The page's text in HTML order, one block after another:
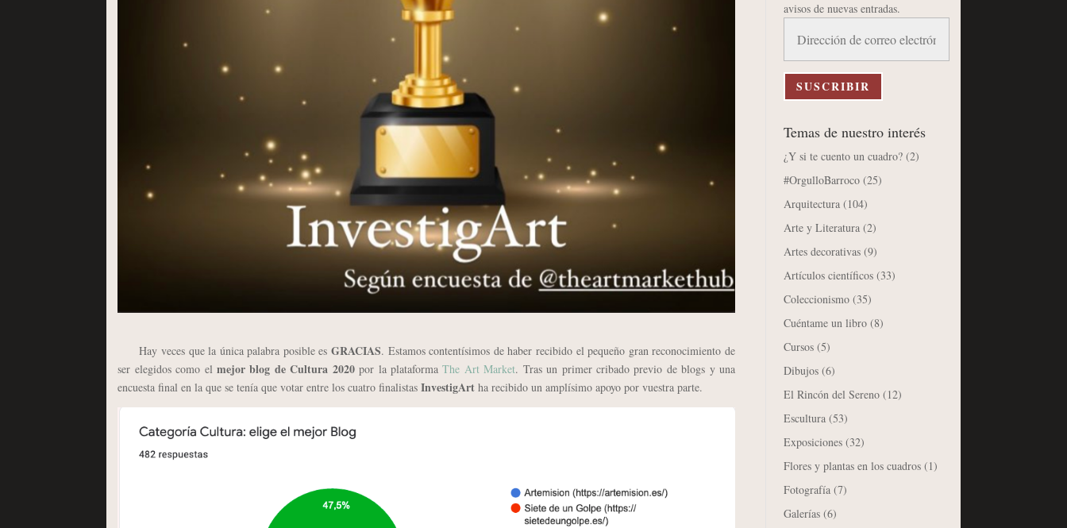
Hay veces que la única palabra posible esGRACIAS. Estamos contentísimos de haber recibido el pequeño gran reconocimiento de
ser elegidos como elmejor blog de Cultura 2020por la plataformaThe Art Market. Tras un primer cribado previo de blogs y una
encuesta final en la que se tenía que votar entre los cuatro finalistasInvestigArt ha recibido un amplísimo apoyo por vuestra parte.
avisos de nuevas entradas.
correo
electrónico
SUSCRIBIR
Temas de nuestro interés
¿Y si te cuento un cuadro? (2)
#OrgulloBarroco (25)
Arquitectura (104)
Arte y Literatura (2)
Artes decorativas (9)
Artículos científicos (33)
Coleccionismo (35)
Cuéntame un libro (8)
Cursos (5)
Dibujos (6)
El Rincón del Sereno (12)
Escultura (53)
Exposiciones (32)
Flores y plantas en los cuadros (1)
Fotografía (7)
Galerías (6)